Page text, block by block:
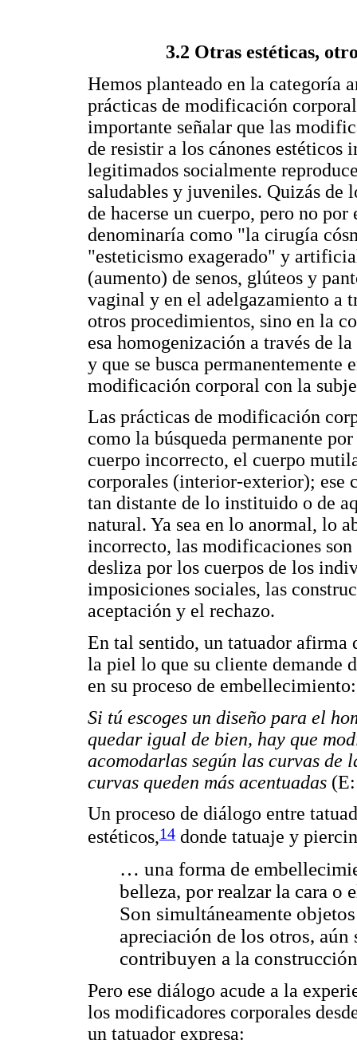
3.2 Otras estéticas,
Hemos planteado en la categoría
prácticas de modificación
importante señalar que las
de resistir a los cánones estéticos
legitimados socialmente
saludables y juveniles. Quizás de
de hacerse un cuerpo, pero no
denominaría como "la cirugía
"esteticismo exagerado" y
(aumento) de senos, glúteos y
vaginal y en el adelgazamiento a
otros procedimientos, sino en la
esa homogenización a través de
y que se busca permanentemente
modificación corporal con la
Las prácticas de modificación
como la búsqueda permanente
cuerpo incorrecto, el cuerpo
corporales (interior-exterior); ese
tan distante de lo instituido o de
natural. Ya sea en lo anormal, lo
incorrecto, las modificaciones
desliza por los cuerpos de los
imposiciones sociales, las
aceptación y el rechazo.
En tal sentido, un tatuador afirma
la piel lo que su cliente demande
en su proceso de embellecimiento:
Si tú escoges un diseño para el
quedar igual de bien, hay que
acomodarlas según las curvas de
curvas queden más acentuadas
Un proceso de diálogo entre
estéticos,14 donde tatuaje y
… una forma de
belleza, por realzar la cara o
Son simultáneamente
apreciación de los otros,
contribuyen a la
Pero ese diálogo acude a la
los modificadores corporales
un tatuador expresa: